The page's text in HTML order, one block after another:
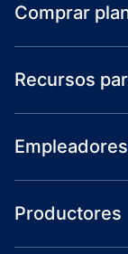
Comprar
Recursos
Empleadores
Productores